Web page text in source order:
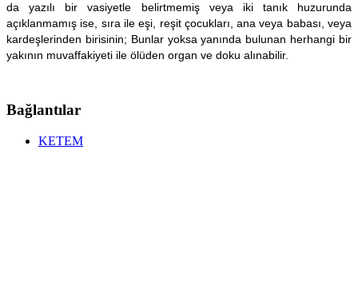
da yazılı bir vasiyetle belirtmemiş veya iki tanık huzurunda
açıklanmamış ise, sıra ile eşi, reşit çocukları, ana veya babası, veya
kardeşlerinden birisinin; Bunlar yoksa yanında bulunan herhangi bir
yakının muvaffakiyeti ile ölüden organ ve doku alınabilir.
Bağlantılar
KETEM